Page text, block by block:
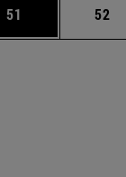
TAB para
Página
51 52